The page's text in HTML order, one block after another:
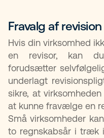
Fravalg af revision
Hvis din virksomhed
en revisor, kan
forudsætter
underlagt
sikre, at
at kunne fravælge en
Små virksomheder
to regnskabsår i træk